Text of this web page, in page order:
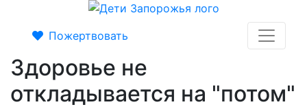
Пожертвовать
Здоровье не
откладывается на "потом"